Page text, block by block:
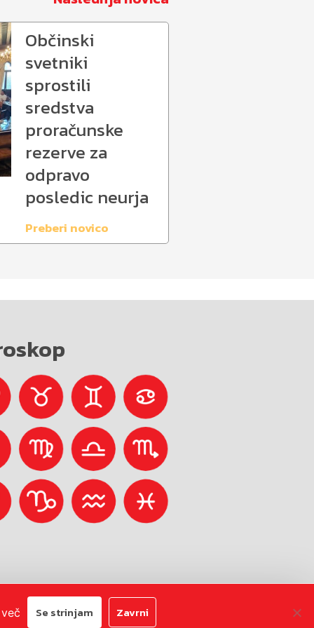
Občinski
svetniki
sprostili
sredstva
proračunske
rezerve za
odpravo
posledic neurja
Preberi novico
Avtorji: Emigma
Se strinjam Zavrni